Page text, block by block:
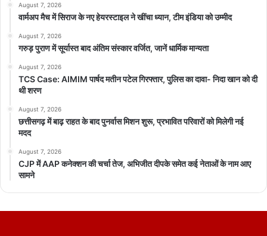
August 7, 2026
वार्मअप मैच में सिराज के नए हेयरस्टाइल ने खींचा ध्यान, टीम इंडिया को उम्मीद
August 7, 2026
गरुड़ पुराण में सूर्यास्त बाद अंतिम संस्कार वर्जित, जानें धार्मिक मान्यता
August 7, 2026
TCS Case: AIMIM पार्षद मतीन पटेल गिरफ्तार, पुलिस का दावा- निदा खान को दी
थी शरण
August 7, 2026
छत्तीसगढ़ में बाढ़ राहत के बाद पुनर्वास मिशन शुरू, प्रभावित परिवारों को मिलेगी नई
मदद
August 7, 2026
CJP में AAP कनेक्शन की चर्चा तेज, अभिजीत दीपके समेत कई नेताओं के नाम आए
सामने